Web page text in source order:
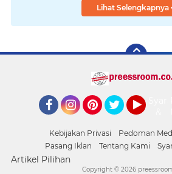
Lihat Selengkapnya
Kebijakan Privasi Pedoman
Pasang Iklan
Tentang Kami
Artikel Pilihan
Copyright © 2026